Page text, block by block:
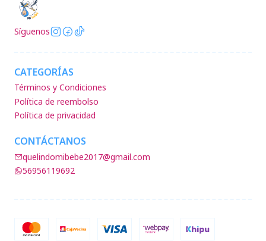
Síguenos
CATEGORÍAS
Términos y Condiciones
Política de reembolso
Política de privacidad
CONTÁCTANOS
quelindomibebe2017@gmail.com
56956119692